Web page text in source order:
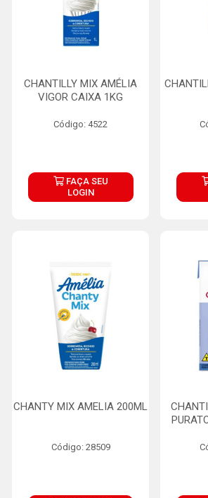
CHANTILLY MIX AMÉLIA
VIGOR CAIXA 1KG
Código: 4522
FAÇA SEU
LOGIN
CHANTY MIX AMELIA 200ML
Código: 28509